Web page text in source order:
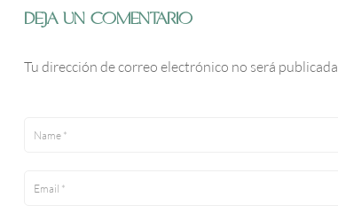
DEJA UN COMENTARIO
Tu dirección de correo electrónico no será publicada.